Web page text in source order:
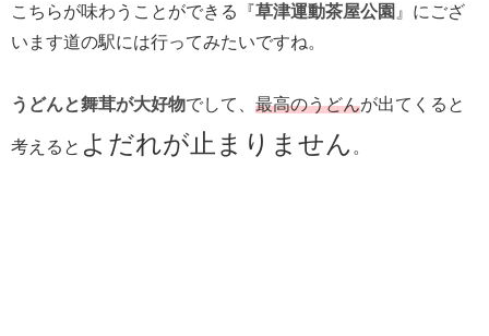
こちらが味わうことができる『草津運動茶屋公園 』にござ
います道の駅には行ってみたいですね。
うどんと舞茸が大好物でして、 最高のうどんが出てくると
考えると よだれが止まりません 。